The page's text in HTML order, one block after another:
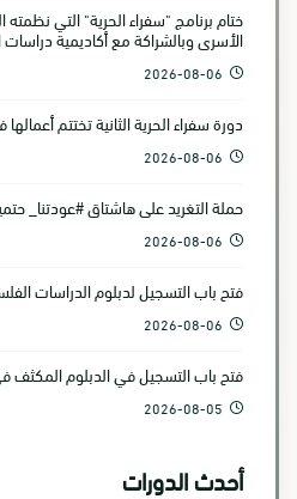
ختام برنامج "سفراء الحرية" التي
الأسرى وبالشراكة مع أكاديمية دراسات
2026-08-06
دورة سفراء الحرية الثانية تختتم
2026-08-06
حملة التغريد على هاشتاق #عودتنا_
2026-08-06
فتح باب التسجيل لدبلوم الدراسات
2026-08-06
فتح باب التسجيل في الدبلوم المكثف
2026-08-05
أحدث الدورات